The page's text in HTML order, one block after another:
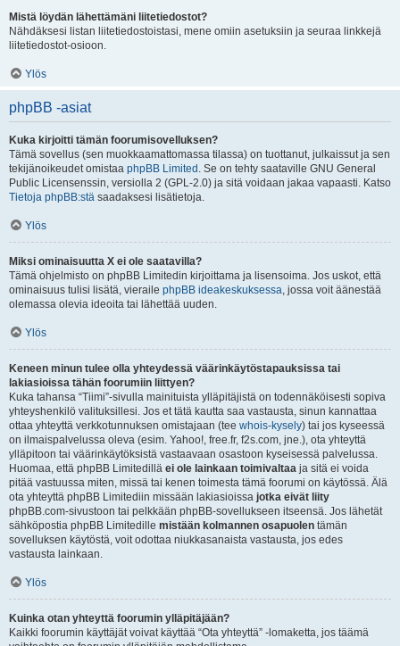
Mistä löydän lähettämäni liitetiedostot?
Nähdäksesi listan liitetiedostoistasi, mene omiin asetuksiin ja seuraa linkkejä
liitetiedostot-osioon.
Ylös
phpBB -asiat
Kuka kirjoitti tämän foorumisovelluksen?
Tämä sovellus (sen muokkaamattomassa tilassa) on tuottanut, julkaissut ja sen
tekijänoikeudet omistaa phpBB Limited . Se on tehty saataville GNU General
Public Licensenssin, versiolla 2 (GPL-2.0) ja sitä voidaan jakaa vapaasti. Katso
Tietoja phpBB:stä saadaksesi lisätietoja.
Ylös
Miksi ominaisuutta X ei ole saatavilla?
Tämä ohjelmisto on phpBB Limitedin kirjoittama ja lisensoima. Jos uskot, että
ominaisuus tulisi lisätä, vieraile phpBB ideakeskuksessa, jossa voit äänestää
olemassa olevia ideoita tai lähettää uuden.
Ylös
Keneen minun tulee olla yhteydessä väärinkäytöstapauksissa tai
lakiasioissa tähän foorumiin liittyen?
Kuka tahansa “Tiimi”-sivulla mainituista ylläpitäjistä on todennäköisesti sopiva
yhteyshenkilö valituksillesi. Jos et tätä kautta saa vastausta, sinun kannattaa
ottaa yhteyttä verkkotunnuksen omistajaan (tee whois-kysely) tai jos kyseessä
on ilmaispalvelussa oleva (esim. Yahoo!, free.fr, f2s.com, jne.), ota yhteyttä
ylläpitoon tai väärinkäytöksistä vastaavaan osastoon kyseisessä palvelussa.
Huomaa, että phpBB Limitedillä ei ole lainkaan toimivaltaa ja sitä ei voida
pitää vastuussa miten, missä tai kenen toimesta tämä foorumi on käytössä. Älä
ota yhteyttä phpBB Limitediin missään lakiasioissa jotka eivät liity
phpBB.com-sivustoon tai pelkkään phpBB-sovellukseen itseensä. Jos lähetät
sähköpostia phpBB Limitedille mistään kolmannen osapuolen tämän
sovelluksen käytöstä, voit odottaa niukkasanaista vastausta, jos edes
vastausta lainkaan.
Ylös
Kuinka otan yhteyttä foorumin ylläpitäjään?
Kaikki foorumin käyttäjät voivat käyttää “Ota yhteyttä” -lomaketta, jos täämä